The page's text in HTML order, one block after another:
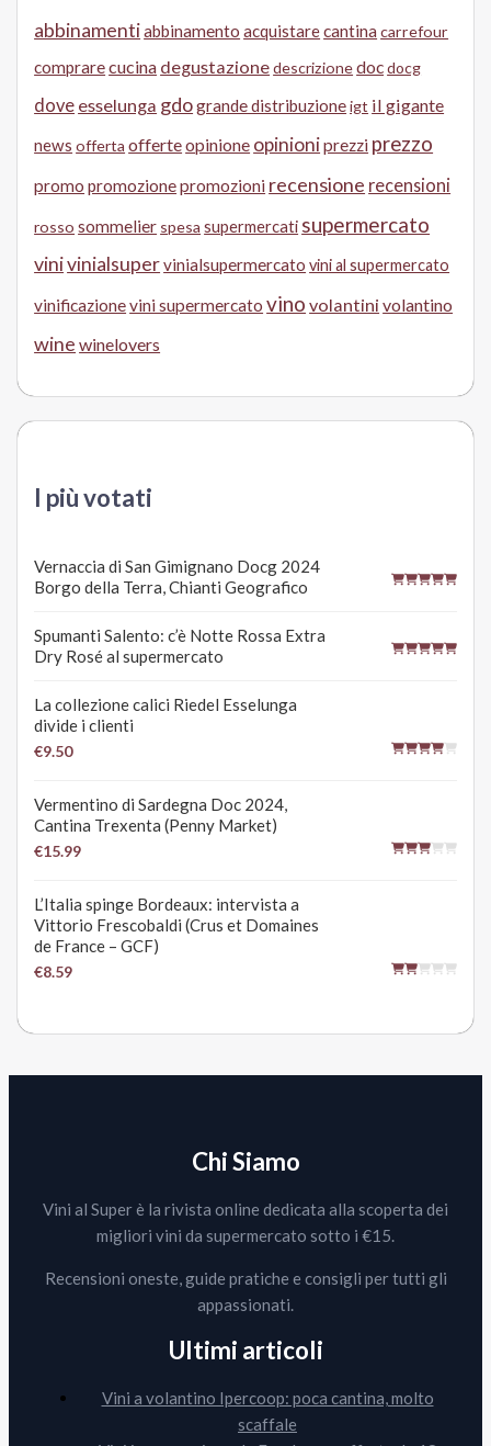
abbinamentiabbinamento acquistarecantina carrefour
comprarecucina degustazionedescrizionedocdocg
dove esselunga gdogrande distribuzioneigt il gigante
news offerta offerteopinione opinioniprezzi prezzo
promo promozionepromozioni recensione recensioni
rosso sommelier spesa supermercati supermercato
vinivinialsupervinialsupermercato vini al supermercato
vinificazionevini supermercato vino volantini volantino
wine winelovers
I più votati
Vernaccia di San Gimignano Docg 2024
Borgo della Terra, Chianti Geografico
Spumanti Salento: c’è Notte Rossa Extra
Dry Rosé al supermercato
La collezione calici Riedel Esselunga
divide i clienti
€9.50
Vermentino di Sardegna Doc 2024,
Cantina Trexenta (Penny Market)
€15.99
L’Italia spinge Bordeaux: intervista a
Vittorio Frescobaldi (Crus et Domaines
de France – GCF)
€8.59
Chi Siamo
Vini al Super è la rivista online dedicata alla scoperta dei
migliori vini da supermercato sotto i €15.
Recensioni oneste, guide pratiche e consigli per tutti gli
appassionati.
Ultimi articoli
Vini a volantino Ipercoop: poca cantina, molto
scaffale